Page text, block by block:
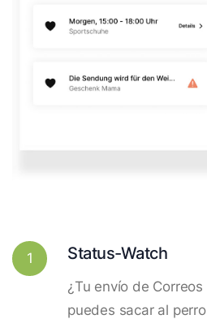
1 Status-Watch
¿Tu envío de
puedes sacar al